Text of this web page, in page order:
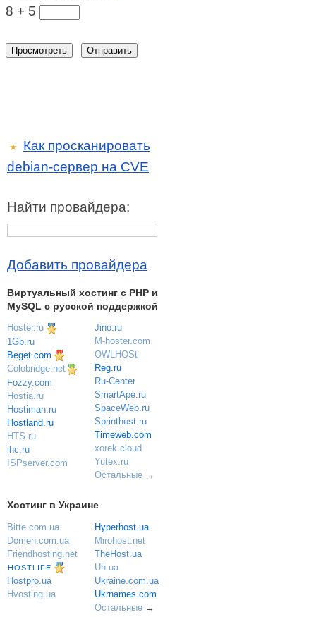
8 + 5
★
Как просканировать
debian-сервер на CVE
Найти провайдера:
Добавить провайдера
Виртуальный хостинг c PHP и
MySQL с русской поддержкой
Hoster.ru
1Gb.ru
Beget.com
Colobridge.net
Fozzy.com
Hostia.ru
Hostiman.ru
Hostland.ru
HTS.ru
ihc.ru
ISPserver.com
Jino.ru
M-hoster.com
OWLHOSt
Reg.ru
Ru-Center
SmartApe.ru
SpaceWeb.ru
Sprinthost.ru
Timeweb.com
xorek.cloud
Yutex.ru
Остальные→
Хостинг в Украине
Bitte.com.ua
Domen.com.ua
Friendhosting.net
HOSTLIFE
Hostpro.ua
Hvosting.ua
Hyperhost.ua
Mirohost.net
TheHost.ua
Uh.ua
Ukraine.com.ua
Ukrnames.com
Остальные→